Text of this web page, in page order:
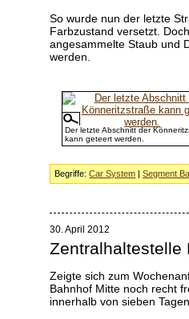
So wurde nun der letzte
Farbzustand versetzt.
angesammelte Staub und
werden.
Der letzte Abschnitt der
kann geteert werden.
Begriffe:Car System |Segment
30. April 2012
Zentralhaltestelle
Zeigte sich zum
Bahnhof Mitte noch recht
innerhalb von sieben